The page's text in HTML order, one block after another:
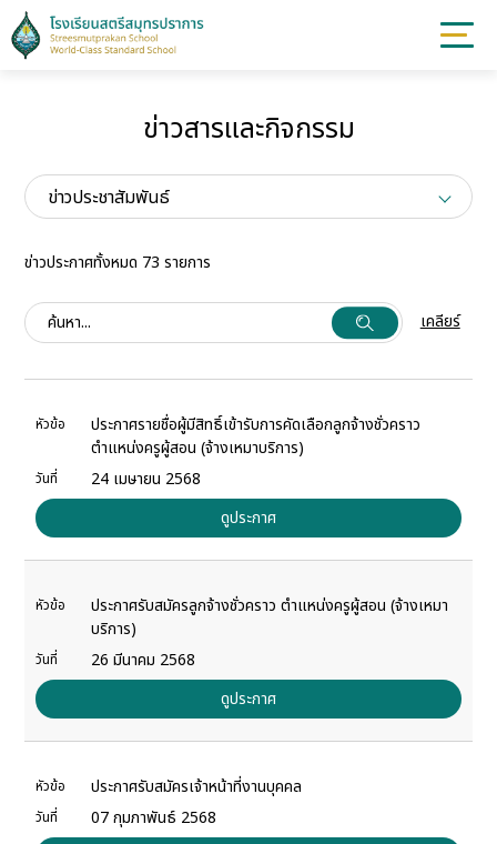
ข่าวสารและกิจกรรม
ข่าวประชาสัมพันธ์
ข่าวประกาศทั้งหมด 73 รายการ
เคลียร์
หัวข้อ
ประกาศรายชื่อผู้มีสิทธิ์เข้ารับการคัดเลือกลูกจ้างชั่วคราว
ตำแหน่งครูผู้สอน (จ้างเหมาบริการ)
วันที่
24 เมษายน 2568
ดูประกาศ
หัวข้อ
ประกาศรับสมัครลูกจ้างชั่วคราว ตำแหน่งครูผู้สอน (จ้างเหมา
บริการ)
วันที่
26 มีนาคม 2568
ดูประกาศ
หัวข้อ ประกาศรับสมัครเจ้าหน้าที่งานบุคคล
วันที่
07 กุมภาพันธ์ 2568